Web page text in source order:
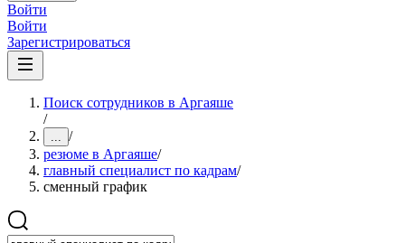
Войти
Войти
Зарегистрироваться
Поиск сотрудников в Аргаяше
/
... /
резюме в Аргаяше/
главный специалист по кадрам/
сменный график